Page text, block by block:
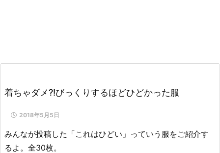
着ちゃダメ?!びっくりするほどひどかった服
2018年5月5日
みんなが投稿した「これはひどい」っていう服をご紹介す
るよ。全30枚。